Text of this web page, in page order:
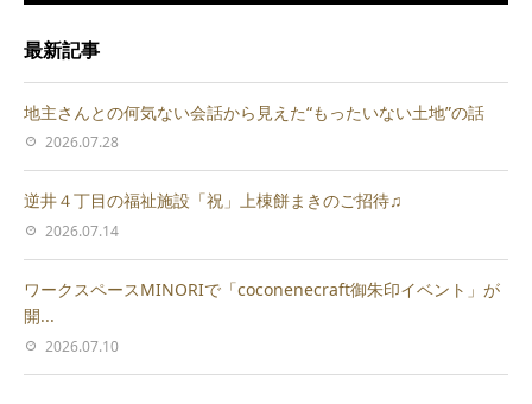
最新記事
地主さんとの何気ない会話から見えた“もったいない土地”の話
2026.07.28
逆井４丁目の福祉施設「祝」上棟餅まきのご招待♫
2026.07.14
ワークスペースMINORIで「coconenecraft御朱印イベント」が
開...
2026.07.10